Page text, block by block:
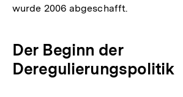
wurde 2006 abgeschafft.
Der Beginn der
Deregulierungspolitik